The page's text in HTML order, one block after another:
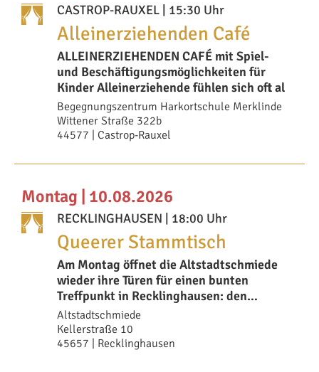
CASTROP-RAUXEL | 15:30 Uhr
Alleinerziehenden Café
ALLEINERZIEHENDEN CAFÉ mit Spiel-
und Beschäftigungsmöglichkeiten für
Kinder Alleinerziehende fühlen sich oft al
Begegnungszentrum Harkortschule Merklinde
Wittener Straße 322b
44577 | Castrop-Rauxel
Montag | 10.08.2026
RECKLINGHAUSEN | 18:00 Uhr
Queerer Stammtisch
Am Montag öffnet die Altstadtschmiede
wieder ihre Türen für einen bunten
Treffpunkt in Recklinghausen: den
queeren Stammti
Altstadtschmiede
Kellerstraße 10
45657 | Recklinghausen